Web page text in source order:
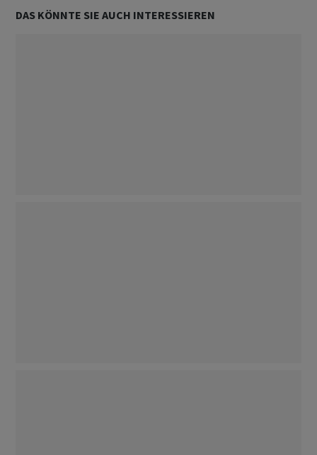
DAS KÖNNTE SIE AUCH INTERESSIEREN